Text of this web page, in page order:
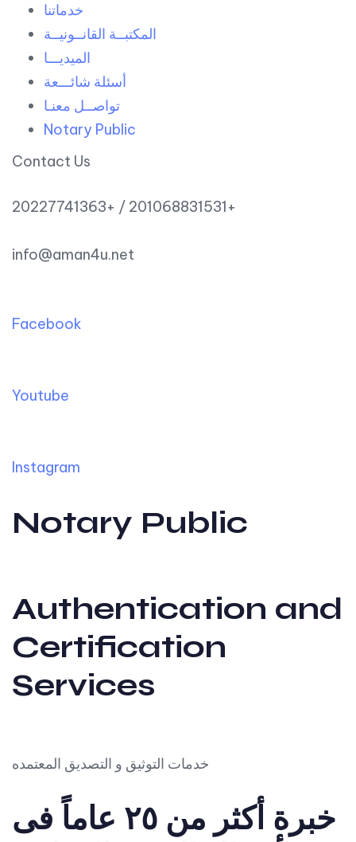
خدماتنا
المكتبــة القانــونيــة
الميديـــا
أسئلة شائـــعة
تواصــل معنـا
Notary Public
Contact Us
20227741363+ / 201068831531+
info@aman4u.net
Facebook
Youtube
Instagram
Notary Public
Authentication and
Certification
Services
خدمات التوثيق و التصديق المعتمده
خبرة أكثر من ٢٥ عاماً فى